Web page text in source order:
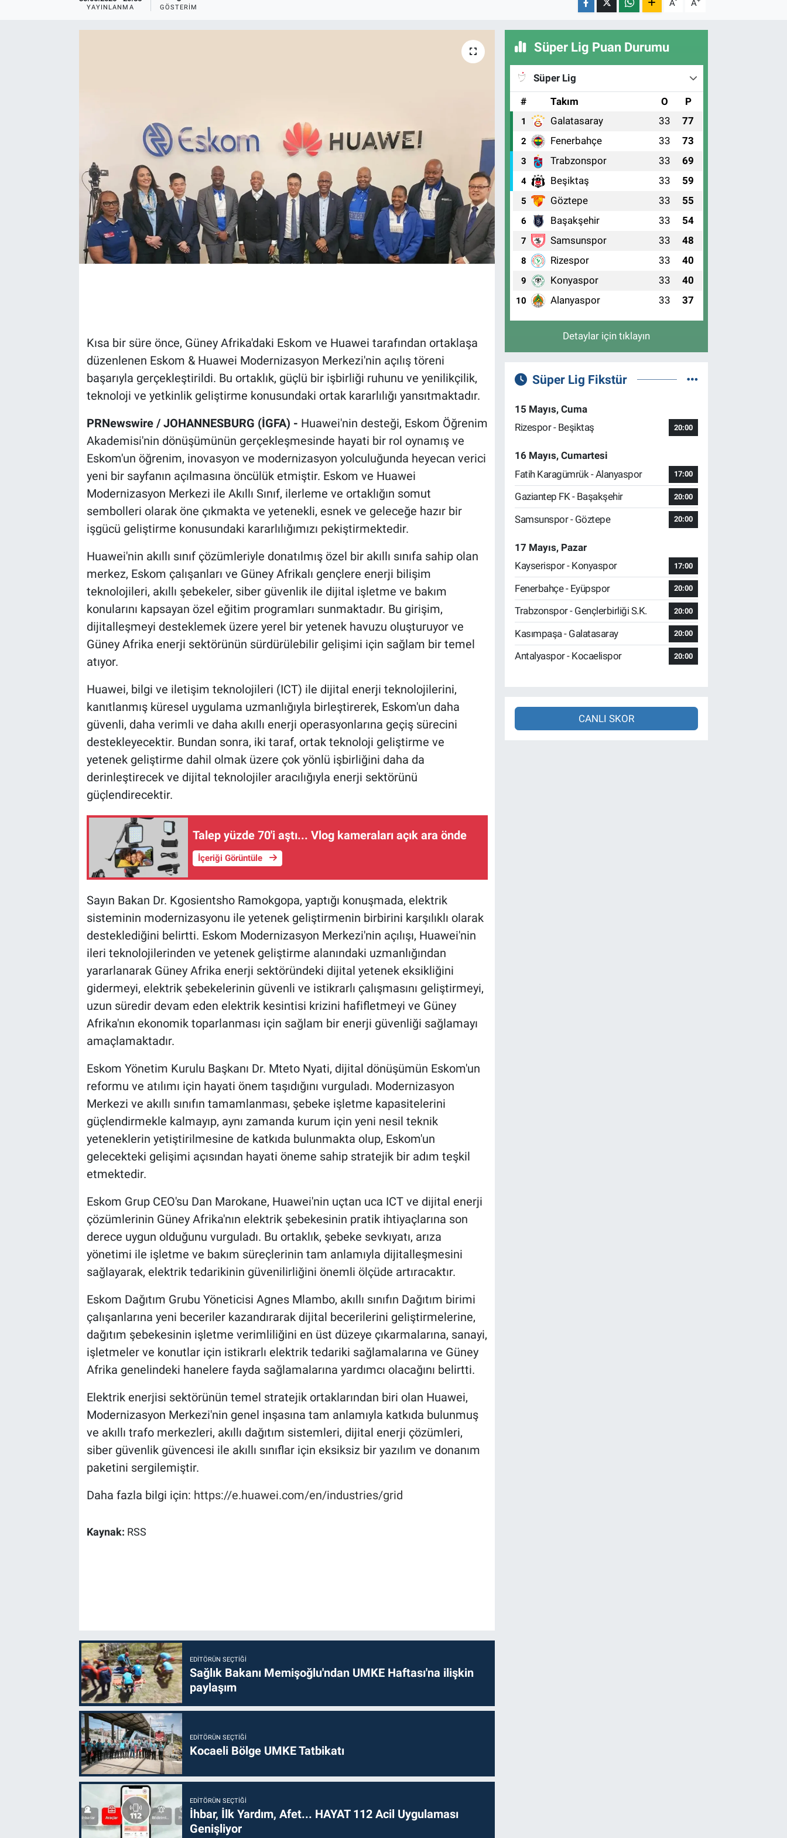
YAYINLANMA GÖSTERIM A A
Kısa bir süre önce, Güney Afrika'daki Eskom ve Huawei tarafından ortaklaşa
düzenlenen Eskom & Huawei Modernizasyon Merkezi'nin açılış töreni
başarıyla gerçekleştirildi. Bu ortaklık, güçlü bir işbirliği ruhunu ve yenilikçilik,
teknoloji ve yetkinlik geliştirme konusundaki ortak kararlılığı yansıtmaktadır.
PRNewswire / JOHANNESBURG (İGFA) - Huawei'nin desteği, Eskom Öğrenim
Akademisi'nin dönüşümünün gerçekleşmesinde hayati bir rol oynamış ve
Eskom'un öğrenim, inovasyon ve modernizasyon yolculuğunda heyecan verici
yeni bir sayfanın açılmasına öncülük etmiştir. Eskom ve Huawei
Modernizasyon Merkezi ile Akıllı Sınıf, ilerleme ve ortaklığın somut
sembolleri olarak öne çıkmakta ve yetenekli, esnek ve geleceğe hazır bir
işgücü geliştirme konusundaki kararlılığımızı pekiştirmektedir.
Huawei'nin akıllı sınıf çözümleriyle donatılmış özel bir akıllı sınıfa sahip olan
merkez, Eskom çalışanları ve Güney Afrikalı gençlere enerji bilişim
teknolojileri, akıllı şebekeler, siber güvenlik ile dijital işletme ve bakım
konularını kapsayan özel eğitim programları sunmaktadır. Bu girişim,
dijitalleşmeyi desteklemek üzere yerel bir yetenek havuzu oluşturuyor ve
Güney Afrika enerji sektörünün sürdürülebilir gelişimi için sağlam bir temel
atıyor.
Huawei, bilgi ve iletişim teknolojileri (ICT) ile dijital enerji teknolojilerini,
kanıtlanmış küresel uygulama uzmanlığıyla birleştirerek, Eskom'un daha
güvenli, daha verimli ve daha akıllı enerji operasyonlarına geçiş sürecini
destekleyecektir. Bundan sonra, iki taraf, ortak teknoloji geliştirme ve
yetenek geliştirme dahil olmak üzere çok yönlü işbirliğini daha da
derinleştirecek ve dijital teknolojiler aracılığıyla enerji sektörünü
güçlendirecektir.
Talep yüzde 70'i aştı... Vlog kameraları açık ara önde
İçeriği Görüntüle
Sayın Bakan Dr. Kgosientsho Ramokgopa, yaptığı konuşmada, elektrik
sisteminin modernizasyonu ile yetenek geliştirmenin birbirini karşılıklı olarak
desteklediğini belirtti. Eskom Modernizasyon Merkezi'nin açılışı, Huawei'nin
ileri teknolojilerinden ve yetenek geliştirme alanındaki uzmanlığından
yararlanarak Güney Afrika enerji sektöründeki dijital yetenek eksikliğini
gidermeyi, elektrik şebekelerinin güvenli ve istikrarlı çalışmasını geliştirmeyi,
uzun süredir devam eden elektrik kesintisi krizini hafifletmeyi ve Güney
Afrika'nın ekonomik toparlanması için sağlam bir enerji güvenliği sağlamayı
amaçlamaktadır.
Eskom Yönetim Kurulu Başkanı Dr. Mteto Nyati, dijital dönüşümün Eskom'un
reformu ve atılımı için hayati önem taşıdığını vurguladı. Modernizasyon
Merkezi ve akıllı sınıfın tamamlanması, şebeke işletme kapasitelerini
güçlendirmekle kalmayıp, aynı zamanda kurum için yeni nesil teknik
yeteneklerin yetiştirilmesine de katkıda bulunmakta olup, Eskom'un
gelecekteki gelişimi açısından hayati öneme sahip stratejik bir adım teşkil
etmektedir.
Eskom Grup CEO'su Dan Marokane, Huawei'nin uçtan uca ICT ve dijital enerji
çözümlerinin Güney Afrika'nın elektrik şebekesinin pratik ihtiyaçlarına son
derece uygun olduğunu vurguladı. Bu ortaklık, şebeke sevkıyatı, arıza
yönetimi ile işletme ve bakım süreçlerinin tam anlamıyla dijitalleşmesini
sağlayarak, elektrik tedarikinin güvenilirliğini önemli ölçüde artıracaktır.
Eskom Dağıtım Grubu Yöneticisi Agnes Mlambo, akıllı sınıfın Dağıtım birimi
çalışanlarına yeni beceriler kazandırarak dijital becerilerini geliştirmelerine,
dağıtım şebekesinin işletme verimliliğini en üst düzeye çıkarmalarına, sanayi,
işletmeler ve konutlar için istikrarlı elektrik tedariki sağlamalarına ve Güney
Afrika genelindeki hanelere fayda sağlamalarına yardımcı olacağını belirtti.
Elektrik enerjisi sektörünün temel stratejik ortaklarından biri olan Huawei,
Modernizasyon Merkezi'nin genel inşasına tam anlamıyla katkıda bulunmuş
ve akıllı trafo merkezleri, akıllı dağıtım sistemleri, dijital enerji çözümleri,
siber güvenlik güvencesi ile akıllı sınıflar için eksiksiz bir yazılım ve donanım
paketini sergilemiştir.
Daha fazla bilgi için: https://e.huawei.com/en/industries/grid
Kaynak: RSS
EDITÖRÜN SEÇTIĞI
Sağlık Bakanı Memişoğlu'ndan UMKE Haftası'na ilişkin
paylaşım
EDITÖRÜN SEÇTIĞI
Kocaeli Bölge UMKE Tatbikatı
EDITÖRÜN SEÇTIĞI
İhbar, İlk Yardım, Afet... HAYAT 112 Acil Uygulaması
Genişliyor
Süper Lig Puan Durumu
Süper Lig
#
Takım O P
1 Galatasaray 33 77
2 Fenerbahçe 33 73
3 Trabzonspor 33 69
4 Beşiktaş 33 59
5 Göztepe 33 55
6 Başakşehir 33 54
7 Samsunspor 33 48
8 Rizespor 33 40
9 Konyaspor 33 40
10 Alanyaspor 33 37
Detaylar için tıklayın
Süper Lig Fikstür
15 Mayıs, Cuma
Rizespor - Beşiktaş
20:00
16 Mayıs, Cumartesi
Fatih Karagümrük - Alanyaspor
17:00
Gaziantep FK - Başakşehir 20:00
Samsunspor - Göztepe 20:00
17 Mayıs, Pazar
Kayserispor - Konyaspor
17:00
Fenerbahçe - Eyüpspor 20:00
Trabzonspor - Gençlerbirliği S.K. 20:00
Kasımpaşa - Galatasaray 20:00
Antalyaspor - Kocaelispor 20:00
CANLI SKOR